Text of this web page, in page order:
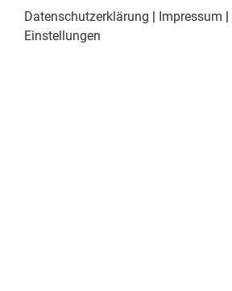
Datenschutzerklärung Impressum
Einstellungen